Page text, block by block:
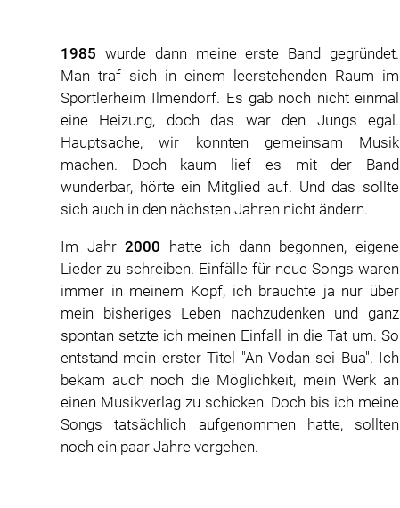
1985 wurde dann meine erste Band gegründet.
Man traf sich in einem leerstehenden Raum im
Sportlerheim Ilmendorf. Es gab noch nicht einmal
eine Heizung, doch das war den Jungs egal.
Hauptsache, wir konnten gemeinsam Musik
machen. Doch kaum lief es mit der Band
wunderbar, hörte ein Mitglied auf. Und das sollte
sich auch in den nächsten Jahren nicht ändern.
Im Jahr 2000 hatte ich dann begonnen, eigene
Lieder zu schreiben. Einfälle für neue Songs waren
immer in meinem Kopf, ich brauchte ja nur über
mein bisheriges Leben nachzudenken und ganz
spontan setzte ich meinen Einfall in die Tat um. So
entstand mein erster Titel "An Vodan sei Bua". Ich
bekam auch noch die Möglichkeit, mein Werk an
einen Musikverlag zu schicken. Doch bis ich meine
Songs tatsächlich aufgenommen hatte, sollten
noch ein paar Jahre vergehen.